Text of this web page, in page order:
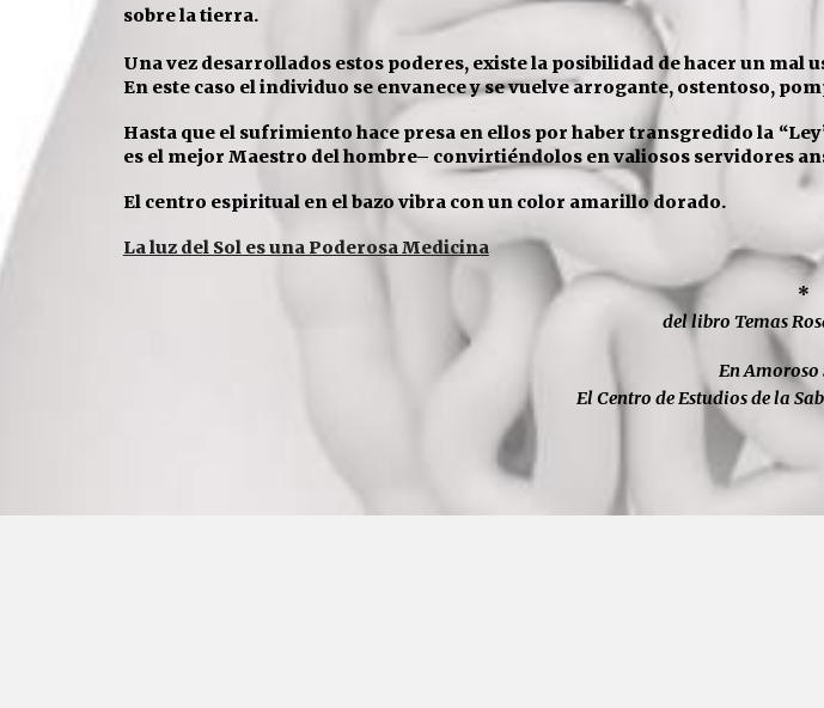
sobre la tierra.
Una vez desarrollados estos poderes, existe la posibilidad de hacer un mal
En este caso el individuo se envanece y se vuelve arrogante, ostentoso,
Hasta que el sufrimiento hace presa en ellos por haber transgredido la
es el mejor Maestro del hombre– convirtiéndolos envaliosos servidores
El centro espiritual en el bazo vibra con un color amarillo dorado.
La luz del Sol es una Poderosa Medicina
*
del libro Temas
En Amoroso
El Centro de Estudios de la